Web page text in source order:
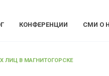
КОНФЕРЕНЦИИ СМИ О
ЛИЦ В МАГНИТОГОРСКЕ